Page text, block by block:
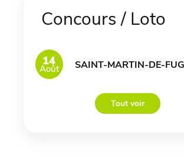
Concours / Loto
14
Août SAINT-MARTIN-DE-
Tout voir